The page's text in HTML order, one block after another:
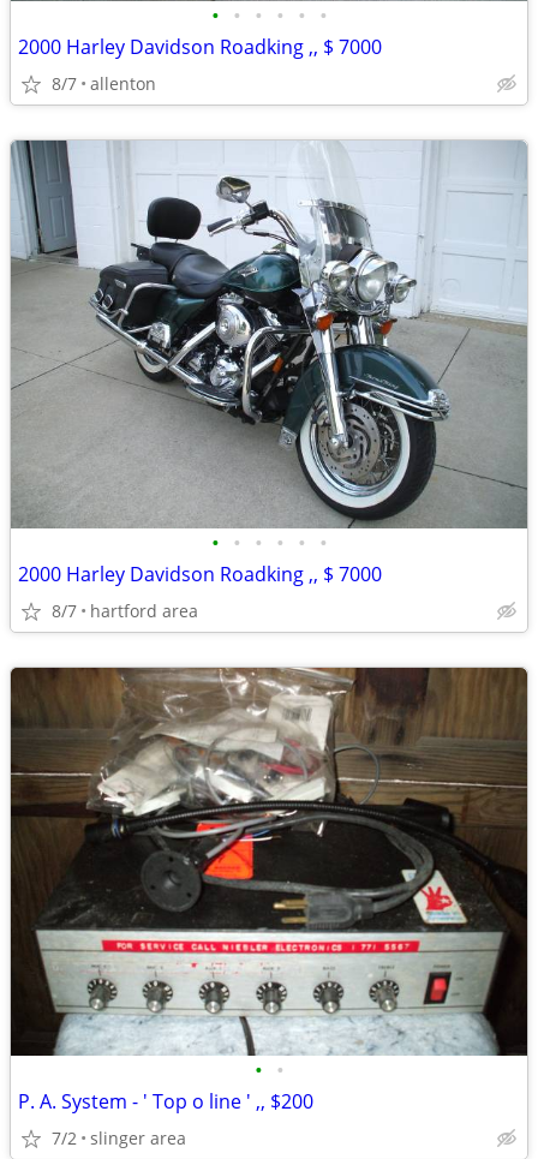
• • • • • •
2000 Harley Davidson Roadking ,, $ 7000
8/7 allenton
• • • • • •
2000 Harley Davidson Roadking ,, $ 7000
8/7 hartford area
• •
P. A. System - ' Top o line ' ,, $200
7/2 slinger area